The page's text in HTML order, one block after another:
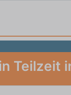
Teilzeit